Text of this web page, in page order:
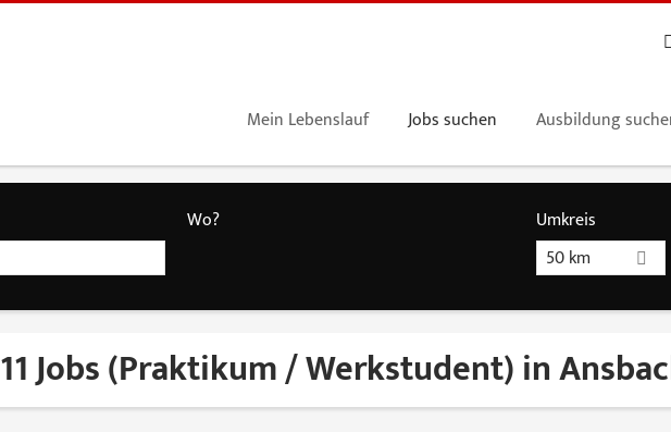
Mein Lebenslauf Jobs suchen Ausbildung
Wo?
Umkreis
50 km
11 Jobs (Praktikum / Werkstudent) in